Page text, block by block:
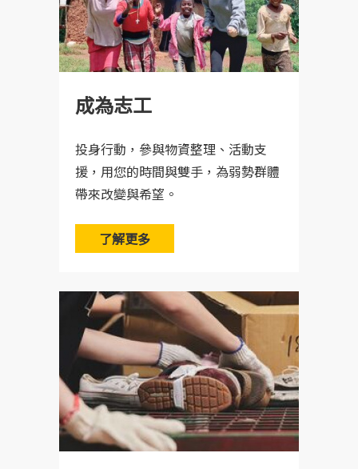
成為志工
投身行動，參與物資整理、活動支
援，用您的時間與雙手，為弱勢群體
帶來改變與希望。
了解更多